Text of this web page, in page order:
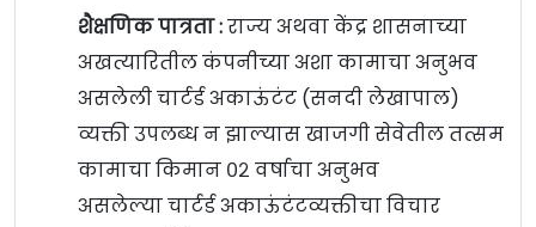
शैक्षणिक पात्रता :राज्य अथवा केंद्र शासनाच्या
अखत्यारितील कंपनीच्या अशा कामाचा अनुभव
असलेली चार्टर्ड अकाऊंटंट (सनदी लेखापाल)
व्यक्ती उपलब्ध न झाल्यास खाजगी सेवेतील तत्सम
कामाचा किमान ०२ वर्षाचा अनुभव
असलेल्या चार्टर्ड अकाऊंटंटव्यक्तीचा विचार